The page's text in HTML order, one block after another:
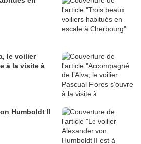
le voilier
à la visite à
Humboldt II